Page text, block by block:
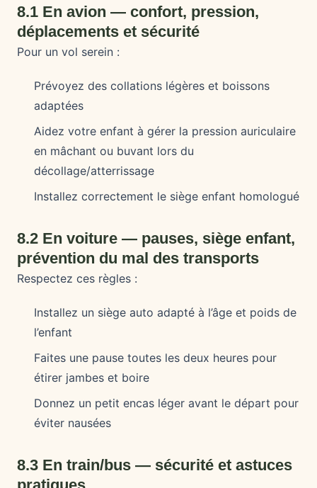
8.1 En avion — confort, pression,
déplacements et sécurité
Pour un vol serein :
Prévoyez des collations légères et boissons
adaptées
Aidez votre enfant à gérer la pression auriculaire
en mâchant ou buvant lors du
décollage/atterrissage
Installez correctement le siège enfant homologué
8.2 En voiture — pauses, siège enfant,
prévention du mal des transports
Respectez ces règles :
Installez un siège auto adapté à l’âge et poids de
l’enfant
Faites une pause toutes les deux heures pour
étirer jambes et boire
Donnez un petit encas léger avant le départ pour
éviter nausées
8.3 En train/bus — sécurité et astuces